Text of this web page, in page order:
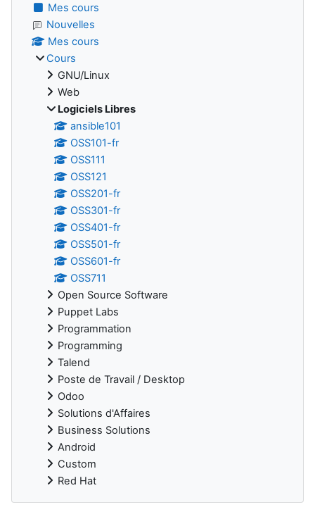
Mes cours
Nouvelles
Mes cours
Cours
GNU/Linux
Web
Logiciels Libres
ansible101
OSS101-fr
OSS111
OSS121
OSS201-fr
OSS301-fr
OSS401-fr
OSS501-fr
OSS601-fr
OSS711
Open Source Software
Puppet Labs
Programmation
Programming
Talend
Poste de Travail / Desktop
Odoo
Solutions d'Affaires
Business Solutions
Android
Custom
Red Hat